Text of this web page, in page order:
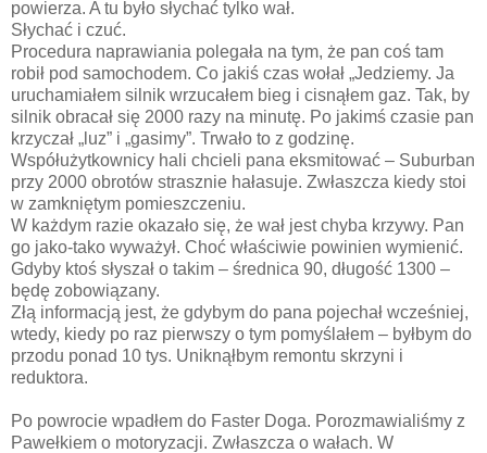
powierza. A tu było słychać tylko wał.
Słychać i czuć.
Procedura naprawiania polegała na tym, że pan coś tam
robił pod samochodem. Co jakiś czas wołał „Jedziemy. Ja
uruchamiałem silnik wrzucałem bieg i cisnąłem gaz. Tak, by
silnik obracał się 2000 razy na minutę. Po jakimś czasie pan
krzyczał „luz” i „gasimy”. Trwało to z godzinę.
Współużytkownicy hali chcieli pana eksmitować – Suburban
przy 2000 obrotów strasznie hałasuje. Zwłaszcza kiedy stoi
w zamkniętym pomieszczeniu.
W każdym razie okazało się, że wał jest chyba krzywy. Pan
go jako-tako wyważył. Choć właściwie powinien wymienić.
Gdyby ktoś słyszał o takim – średnica 90, długość 1300 –
będę zobowiązany.
Złą informacją jest, że gdybym do pana pojechał wcześniej,
wtedy, kiedy po raz pierwszy o tym pomyślałem – byłbym do
przodu ponad 10 tys. Uniknąłbym remontu skrzyni i
reduktora.
Po powrocie wpadłem do Faster Doga. Porozmawialiśmy z
Pawełkiem o motoryzacji. Zwłaszcza o wałach. W